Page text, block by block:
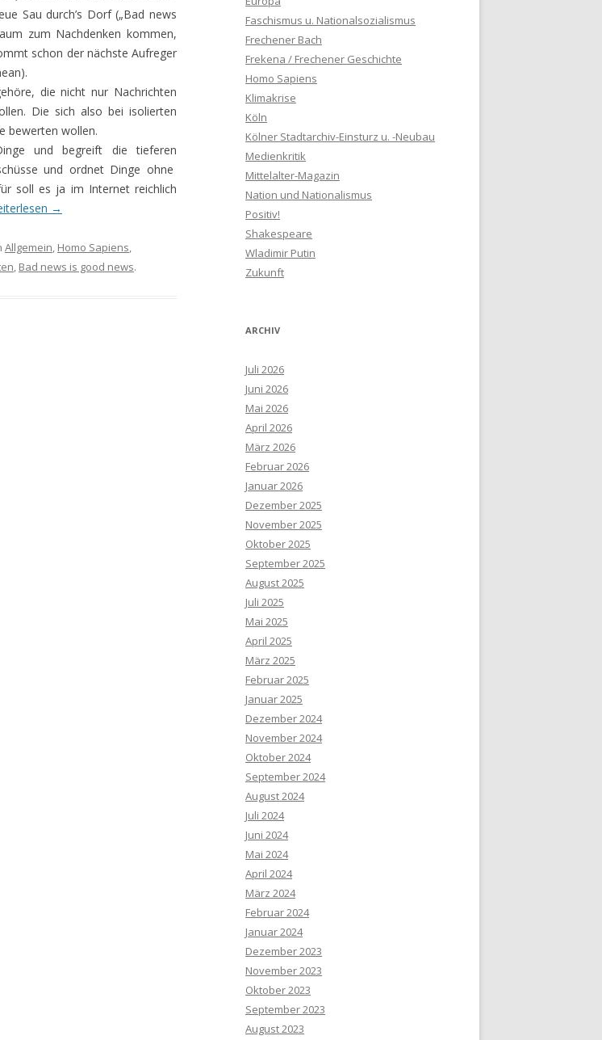
Sau durch’s Dorf („Bad news
zum Nachdenken kommen,
schon der nächste Aufreger
die nicht nur Nachrichten
Die sich also bei isolierten
bewerten wollen.
und begreift die tieferen
und ordnet Dinge ohne
soll es ja im Internet reichlich
→
Allgemein, Homo Sapiens,
, Bad news is good news.
Faschismus u. Nationalsozialismus
Frechener Bach
Frekena / Frechener Geschichte
Homo Sapiens
Klimakrise
Köln
Kölner Stadtarchiv-Einsturz u. -Neubau
Medienkritik
Mittelalter-Magazin
Nation und Nationalismus
Positiv!
Shakespeare
Wladimir Putin
Zukunft
ARCHIV
Juli 2026
Juni 2026
Mai 2026
April 2026
März 2026
Februar 2026
Januar 2026
Dezember 2025
November 2025
Oktober 2025
September 2025
August 2025
Juli 2025
Mai 2025
April 2025
März 2025
Februar 2025
Januar 2025
Dezember 2024
November 2024
Oktober 2024
September 2024
August 2024
Juli 2024
Juni 2024
Mai 2024
April 2024
März 2024
Februar 2024
Januar 2024
Dezember 2023
November 2023
Oktober 2023
September 2023
August 2023